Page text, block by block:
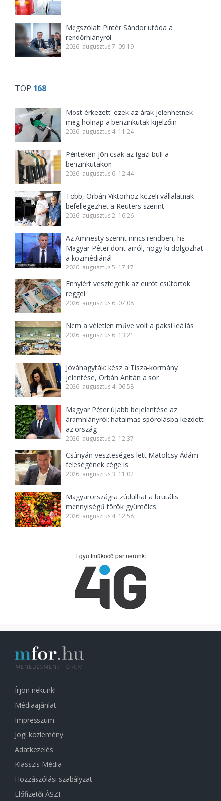
Megszólalt Pintér Sándor utóda a
rendőrhiányról
2026. augusztus 7. 09:19
TOP 168
Most érkezett: ezek az árak jelenhetnek
meg holnap a benzinkutak kijelzőin
2026. augusztus 4. 11:24
Pénteken jön csak az igazi buli a
benzinkutakon
2026. augusztus 6. 12:44
Több, Orbán Viktorhoz közeli vállalatnak
befellegezhet a Reuters szerint
2026. augusztus 2. 16:26
Az Amnesty szerint nincs rendben, ha
Magyar Péter dönt arról, hogy ki dolgozhat
a közmédiánál
2026. augusztus 5. 17:17
Ennyiért vesztegetik az eurót csütörtök
reggel
2026. augusztus 6. 07:08
Nem a véletlen műve volt a paksi leállás
2026. augusztus 6. 13:21
Jóváhagyták: kész a Tisza-kormány
jelentése, Orbán Anitán a sor
2026. augusztus 4. 06:58
Magyar Péter újabb bejelentése az
áramhiányról: hatalmas spórolásba kezdett
az ország
2026. augusztus 2. 12:37
Csúnyán veszteséges lett Matolcsy Ádám
feleségének cége is
2026. augusztus 3. 11:02
Magyarországra zúdulhat a brutális
mennyiségű török gyümölcs
2026. augusztus 4. 12:58
Együttműködő partnerünk:
Írjon nekünk!
Médiaajánlat
Impresszum
Jogi közlemény
Adatkezelés
Klasszis Média
Hozzászólási szabályzat
Előfizetői ÁSZF